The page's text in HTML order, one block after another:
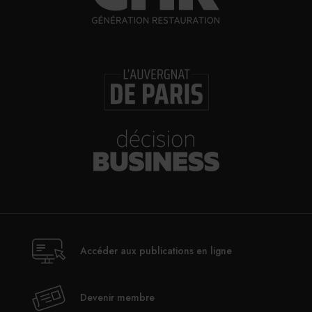
Accéder aux publications en ligne
Devenir membre